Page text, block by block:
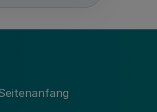
des die
Westfalen